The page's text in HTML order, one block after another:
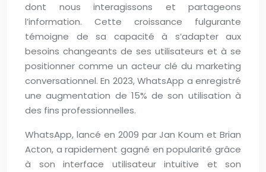
dont nous interagissons et partageons
l’information. Cette croissance fulgurante
témoigne de sa capacité à s’adapter aux
besoins changeants de ses utilisateurs et à se
positionner comme un acteur clé du marketing
conversationnel. En 2023, WhatsApp a enregistré
une augmentation de 15% de son utilisation à
des fins professionnelles.
WhatsApp, lancé en 2009 par Jan Koum et Brian
Acton, a rapidement gagné en popularité grâce
à son interface utilisateur intuitive et son